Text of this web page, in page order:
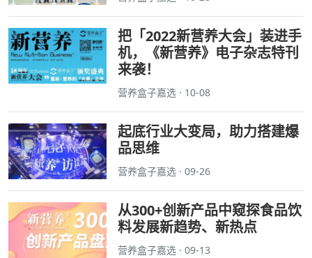
把「2022新营养大会」装进手
机，《新营养》电子杂志特刊
来袭！
营养盒子嘉选 · 10-08
起底行业大变局，助力搭建爆
品思维
营养盒子嘉选 · 09-26
从300+创新产品中窥探食品饮
料发展新趋势、新热点
营养盒子嘉选 · 09-13